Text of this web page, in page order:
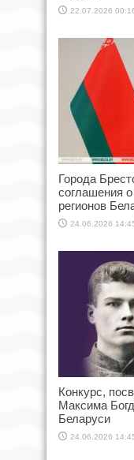
22.07.2026
Города
соглашения
регионов
24.06.2026
Конкурс,
Максима
Беларуси
24.06.2026